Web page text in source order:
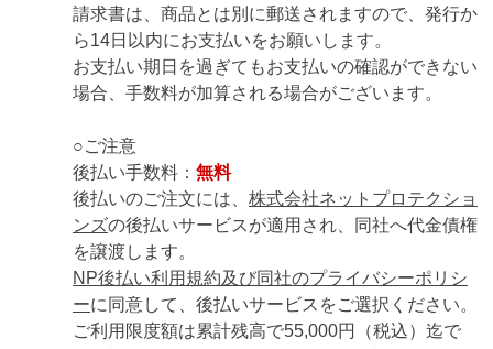
請求書は、商品とは別に郵送されますので、発行か
ら14日以内にお支払いをお願いします。
お支払い期日を過ぎてもお支払いの確認ができない
場合、手数料が加算される場合がございます。
○ご注意
後払い手数料： 無料
後払いのご注文には、 株式会社ネットプロテクショ
ンズの後払いサービスが適用され、同社へ代金債権
を譲渡します。
NP後払い利用規約及び同社のプライバシーポリシ
ーに同意して、後払いサービスをご選択ください。
ご利用限度額は累計残高で55,000円（税込）迄で